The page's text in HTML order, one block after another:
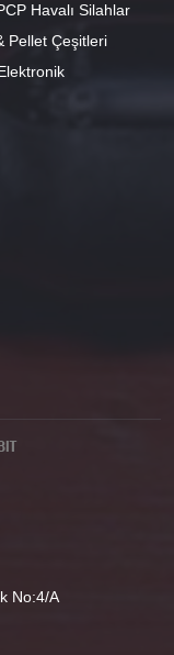
Havalı Silahlar
Pellet Çeşitleri
No:4/A